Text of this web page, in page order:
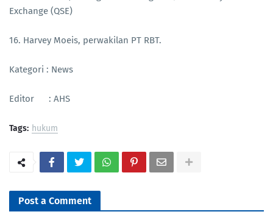
Exchange (QSE)
16. Harvey Moeis, perwakilan PT RBT.
Kategori : News
Editor : AHS
Tags: hukum
Post a Comment